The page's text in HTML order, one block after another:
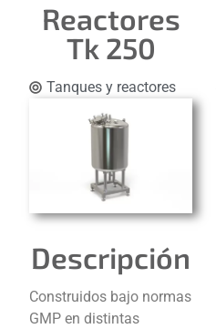
Reactores
Tk 250
Tanques y reactores
Descripción
Construidos bajo normas
GMP en distintas